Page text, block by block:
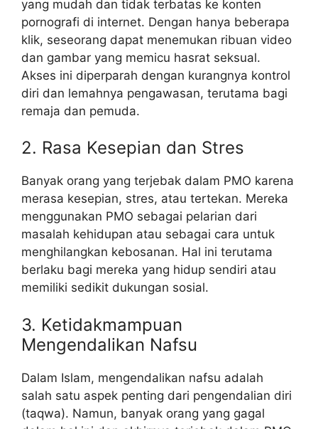
yang mudah dan tidak terbatas ke konten
pornografi di internet. Dengan hanya beberapa
klik, seseorang dapat menemukan ribuan video
dan gambar yang memicu hasrat seksual.
Akses ini diperparah dengan kurangnya kontrol
diri dan lemahnya pengawasan, terutama bagi
remaja dan pemuda.
2. Rasa Kesepian dan Stres
Banyak orang yang terjebak dalam PMO karena
merasa kesepian, stres, atau tertekan. Mereka
menggunakan PMO sebagai pelarian dari
masalah kehidupan atau sebagai cara untuk
menghilangkan kebosanan. Hal ini terutama
berlaku bagi mereka yang hidup sendiri atau
memiliki sedikit dukungan sosial.
3. Ketidakmampuan
Mengendalikan Nafsu
Dalam Islam, mengendalikan nafsu adalah
salah satu aspek penting dari pengendalian diri
(taqwa). Namun, banyak orang yang gagal